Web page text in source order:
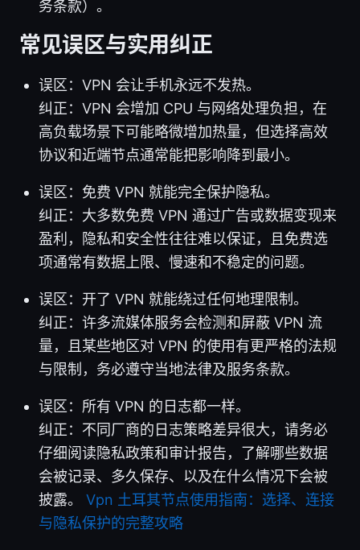
务条款）。
常见误区与实用纠正
误区：VPN 会让手机永远不发热。
纠正：VPN 会增加 CPU 与网络处理负担，在
高负载场景下可能略微增加热量，但选择高效
协议和近端节点通常能把影响降到最小。
误区：免费 VPN 就能完全保护隐私。
纠正：大多数免费 VPN 通过广告或数据变现来
盈利，隐私和安全性往往难以保证，且免费选
项通常有数据上限、慢速和不稳定的问题。
误区：开了 VPN 就能绕过任何地理限制。
纠正：许多流媒体服务会检测和屏蔽 VPN 流
量，且某些地区对 VPN 的使用有更严格的法规
与限制，务必遵守当地法律及服务条款。
误区：所有 VPN 的日志都一样。
纠正：不同厂商的日志策略差异很大，请务必
仔细阅读隐私政策和审计报告，了解哪些数据
会被记录、多久保存、以及在什么情况下会被
披露。 Vpn 土耳其节点使用指南：选择、连接
与隐私保护的完整攻略